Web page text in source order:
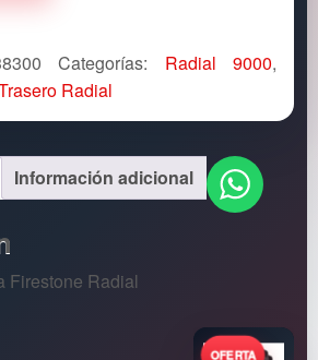
Categorías: Radial 9000,
Radial
Información adicional
Firestone Radial